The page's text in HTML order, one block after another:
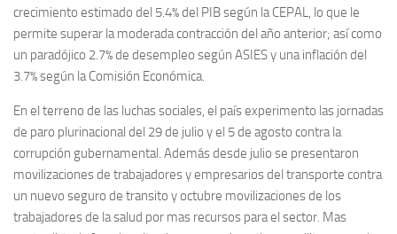
crecimiento estimado del 5.4% del PIB según la CEPAL, lo que le
permite superar la moderada contracción del año anterior; así como
un paradójico 2.7% de desempleo según ASIES y una inflación del
3.7% según la Comisión Económica.
En el terreno de las luchas sociales, el país experimento las jornadas
de paro plurinacional del 29 de julio y el 5 de agosto contra la
corrupción gubernamental. Además desde julio se presentaron
movilizaciones de trabajadores y empresarios del transporte contra
un nuevo seguro de transito y octubre movilizaciones de los
trabajadores de la salud por mas recursos para el sector. Mas